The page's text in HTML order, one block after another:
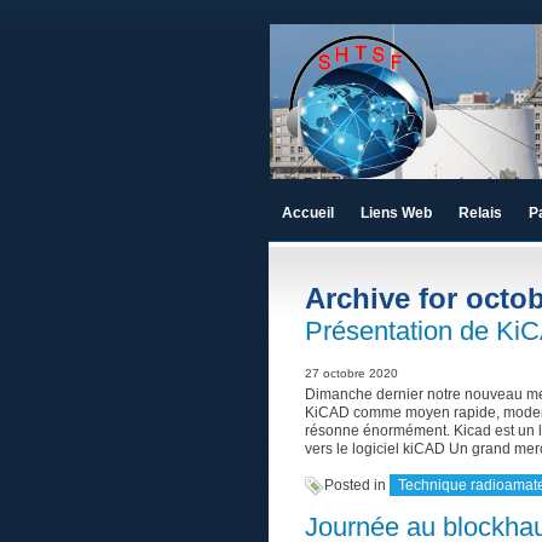
Archive for
Présentation de
27 octobre 2020
Dimanche dernier notre nouveau
KiCAD comme moyen rapide,
résonne énormément. Kicad est
vers le logiciel kiCAD Un grand
Posted in Technique
Journée au
Accueil Liens Web Relais